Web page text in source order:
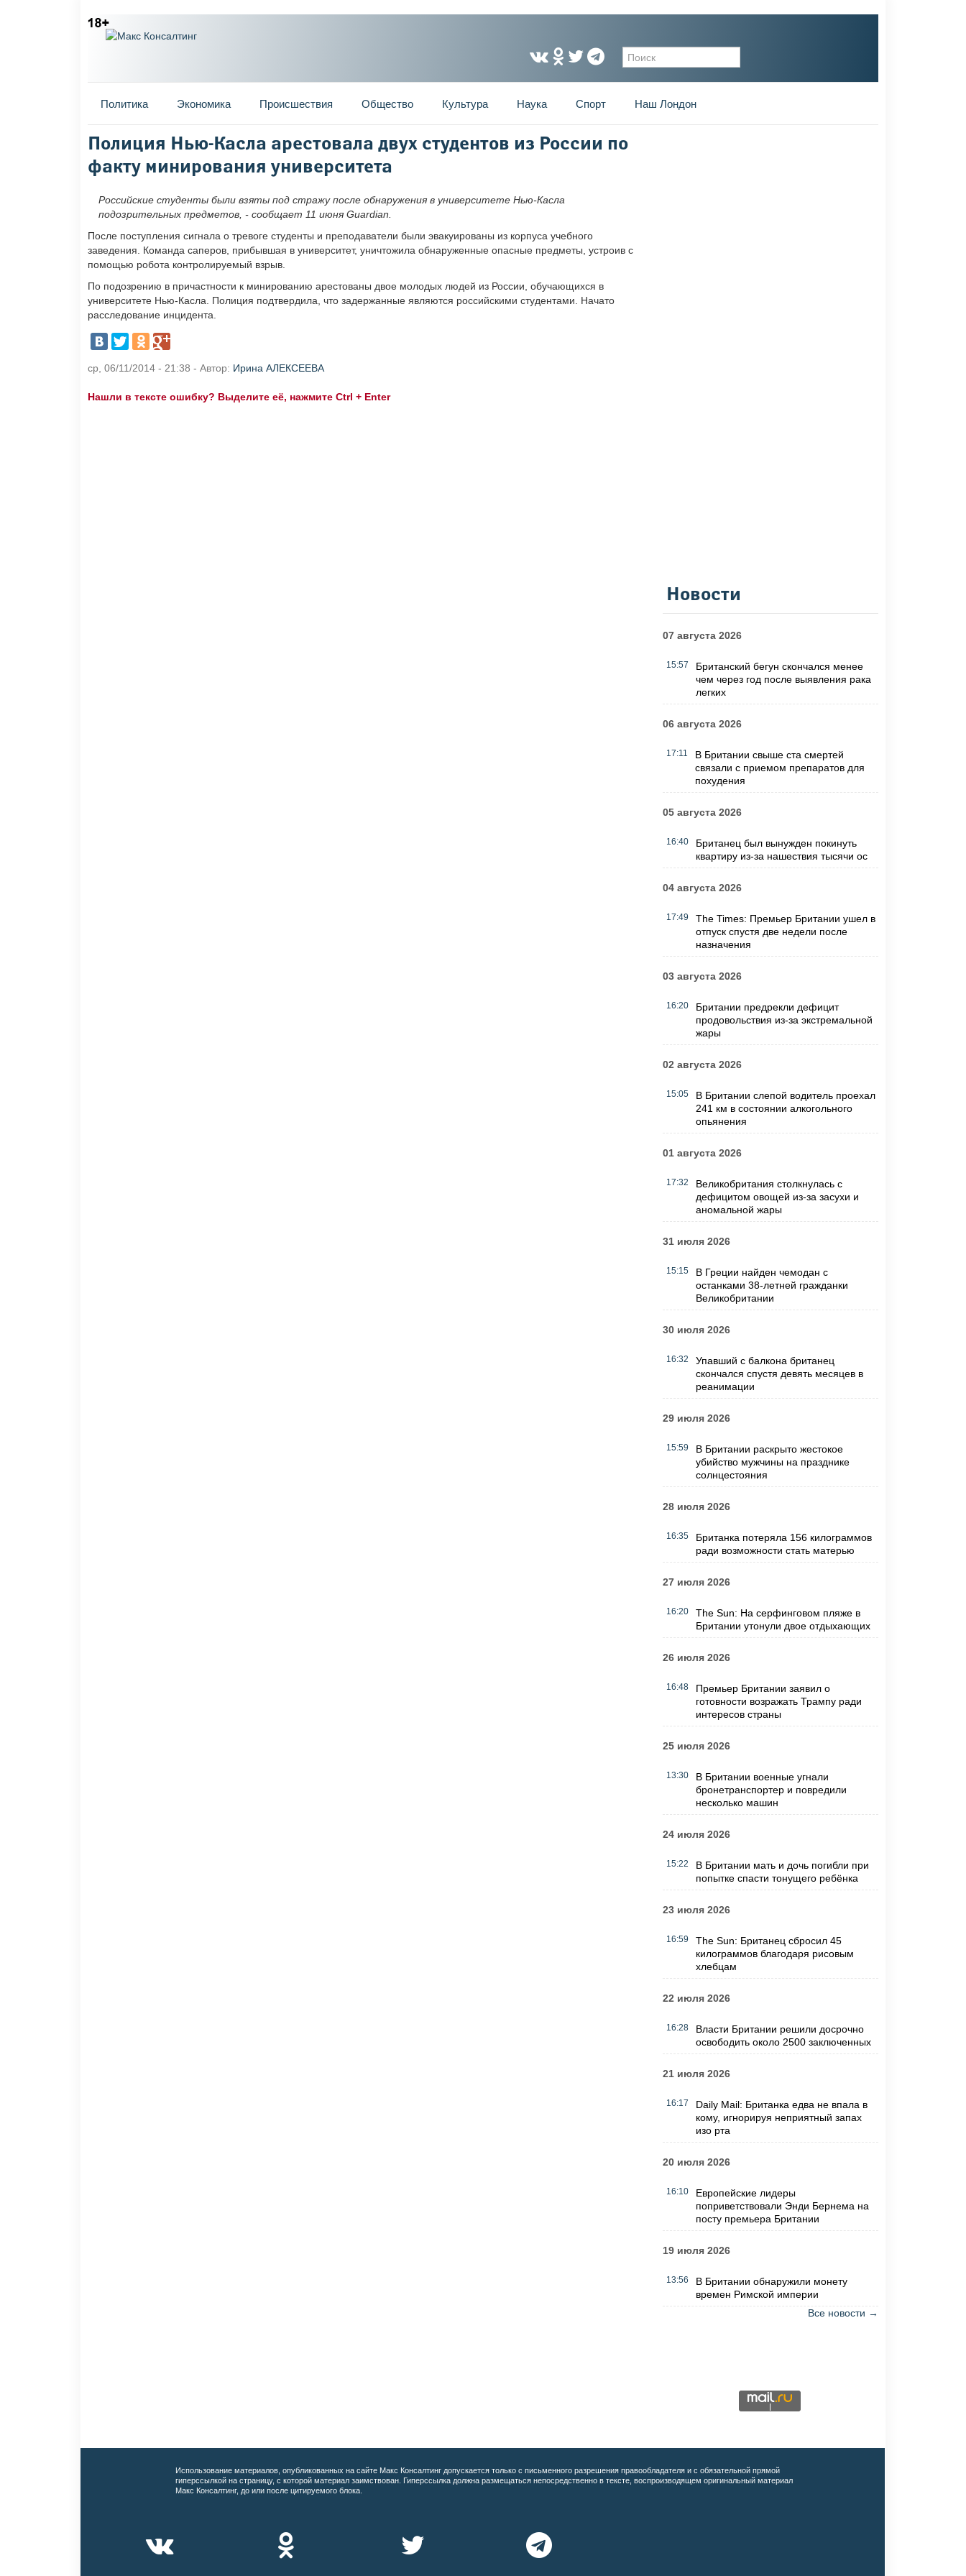
Форма поиска
Главное меню
Политика Экономика Происшествия Общество Культура Наука Спорт Наш Лондон
Вы здесь
Полиция Нью-Касла арестовала двух студентов из России по
факту минирования университета
Российские студенты были взяты под стражу после обнаружения в университете Нью-Касла
подозрительных предметов, - сообщает 11 июня Guardian.
После поступления сигнала о тревоге студенты и преподаватели были эвакуированы из корпуса учебного
заведения. Команда саперов, прибывшая в университет, уничтожила обнаруженные опасные предметы, устроив с
помощью робота контролируемый взрыв.
По подозрению в причастности к минированию арестованы двое молодых людей из России, обучающихся в
университете Нью-Касла. Полиция подтвердила, что задержанные являются российскими студентами. Начато
расследование инцидента.
ср, 06/11/2014 - 21:38 - Автор: Ирина АЛЕКСЕЕВА
Нашли в тексте ошибку? Выделите её, нажмите Ctrl + Enter
Новости
07 августа 2026
15:57
Британский бегун скончался менее
чем через год после выявления рака
легких
06 августа 2026
17:11
В Британии свыше ста смертей
связали с приемом препаратов для
похудения
05 августа 2026
16:40
Британец был вынужден покинуть
квартиру из-за нашествия тысячи ос
04 августа 2026
17:49
The Times: Премьер Британии ушел в
отпуск спустя две недели после
назначения
03 августа 2026
16:20
Британии предрекли дефицит
продовольствия из-за экстремальной
жары
02 августа 2026
15:05
В Британии слепой водитель проехал
241 км в состоянии алкогольного
опьянения
01 августа 2026
17:32
Великобритания столкнулась с
дефицитом овощей из-за засухи и
аномальной жары
31 июля 2026
15:15
В Греции найден чемодан с
останками 38-летней гражданки
Великобритании
30 июля 2026
16:32
Упавший с балкона британец
скончался спустя девять месяцев в
реанимации
29 июля 2026
15:59
В Британии раскрыто жестокое
убийство мужчины на празднике
солнцестояния
28 июля 2026
16:35
Британка потеряла 156 килограммов
ради возможности стать матерью
27 июля 2026
16:20
The Sun: На серфинговом пляже в
Британии утонули двое отдыхающих
26 июля 2026
16:48
Премьер Британии заявил о
готовности возражать Трампу ради
интересов страны
25 июля 2026
13:30
В Британии военные угнали
бронетранспортер и повредили
несколько машин
24 июля 2026
15:22
В Британии мать и дочь погибли при
попытке спасти тонущего ребёнка
23 июля 2026
16:59
The Sun: Британец сбросил 45
килограммов благодаря рисовым
хлебцам
22 июля 2026
16:28
Власти Британии решили досрочно
освободить около 2500 заключенных
21 июля 2026
16:17
Daily Mail: Британка едва не впала в
кому, игнорируя неприятный запах
изо рта
20 июля 2026
16:10
Европейские лидеры
поприветствовали Энди Бернема на
посту премьера Британии
19 июля 2026
13:56
В Британии обнаружили монету
времен Римской империи
Все новости →
Использование материалов, опубликованных на сайте Макс Консалтинг допускается только с письменного разрешения правообладателя и с обязательной прямой
гиперссылкой на страницу, с которой материал заимствован. Гиперссылка должна размещаться непосредственно в тексте, воспроизводящем оригинальный материал
Макс Консалтинг, до или после цитируемого блока.